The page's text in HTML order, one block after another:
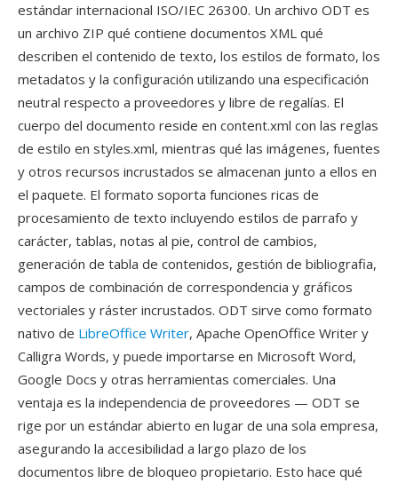
estándar internacional ISO/IEC 26300. Un archivo ODT es
un archivo ZIP qué contiene documentos XML qué
describen el contenido de texto, los estilos de formato, los
metadatos y la configuración utilizando una especificación
neutral respecto a proveedores y libre de regalías. El
cuerpo del documento reside en content.xml con las reglas
de estilo en styles.xml, mientras qué las imágenes, fuentes
y otros recursos incrustados se almacenan junto a ellos en
el paquete. El formato soporta funciones ricas de
procesamiento de texto incluyendo estilos de parrafo y
carácter, tablas, notas al pie, control de cambios,
generación de tabla de contenidos, gestión de bibliografia,
campos de combinación de correspondencia y gráficos
vectoriales y ráster incrustados. ODT sirve como formato
nativo de LibreOffice Writer, Apache OpenOffice Writer y
Calligra Words, y puede importarse en Microsoft Word,
Google Docs y otras herramientas comerciales. Una
ventaja es la independencia de proveedores — ODT se
rige por un estándar abierto en lugar de una sola empresa,
asegurando la accesibilidad a largo plazo de los
documentos libre de bloqueo propietario. Esto hace qué